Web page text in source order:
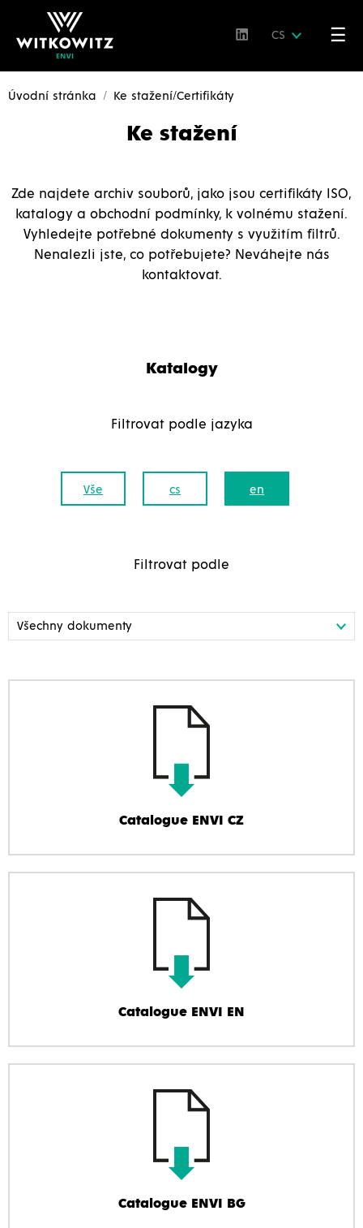
CS ☰
Úvodní stránka Ke stažení/Certifikáty
Ke stažení
Zde najdete archiv souborů, jako jsou certifikáty ISO,
katalogy a obchodní podmínky, k volnému stažení.
Vyhledejte potřebné dokumenty s využitím filtrů.
Nenalezli jste, co potřebujete? Neváhejte nás
kontaktovat.
Katalogy
Filtrovat podle jazyka
Vše cs en
Filtrovat podle
Catalogue ENVI CZ
Catalogue ENVI EN
Catalogue ENVI BG